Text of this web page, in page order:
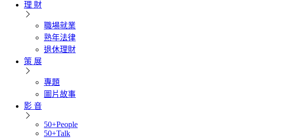
理 財
職場就業
熟年法律
退休理財
策 展
專題
圖片故事
影 音
50+People
50+Talk